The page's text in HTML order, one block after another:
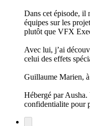
Dans cet épisode, il
équipes sur les
plutôt que VFX
Avec lui, j’ai
celui des effets
Guillaume Marien,
Hébergé par
confidentialite pour